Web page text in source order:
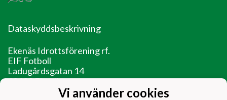
Dataskyddsbeskrivning
Ekenäs Idrottsförening rf.
EIF Fotboll
Ladugårdsgatan 14
10600 Ekenäs
Vi använder cookies